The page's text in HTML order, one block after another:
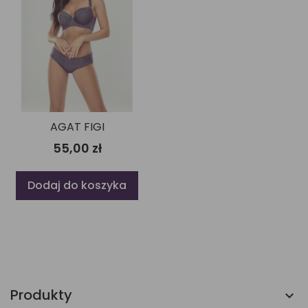
AGAT FIGI
55,00 zł
Dodaj do koszyka
Produkty